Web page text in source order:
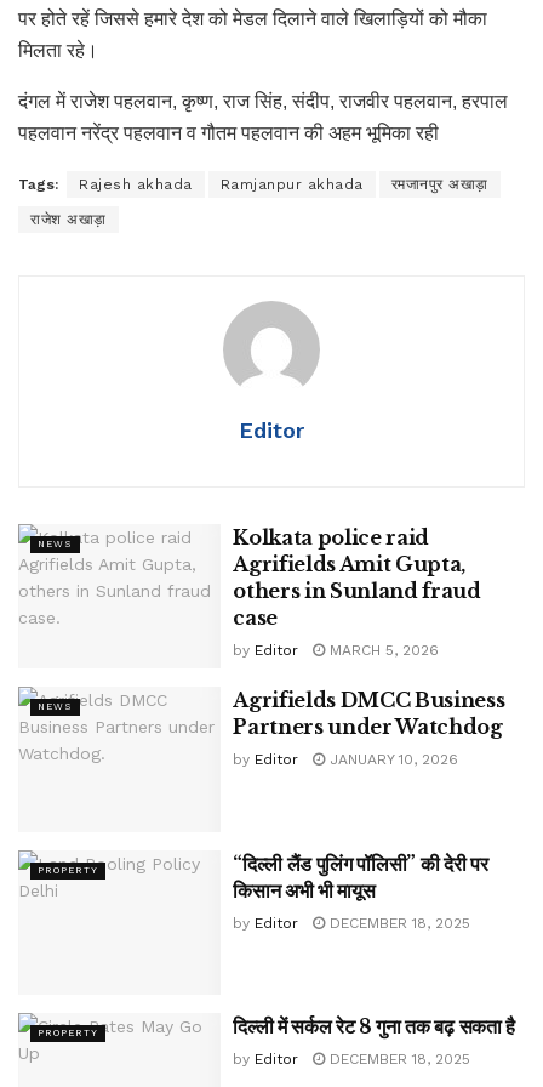
पर होते रहें जिससे हमारे देश को मेडल दिलाने वाले खिलाड़ियों को मौका
मिलता रहे।
दंगल में राजेश पहलवान, कृष्ण, राज सिंह, संदीप, राजवीर पहलवान, हरपाल
पहलवान नरेंद्र पहलवान व गौतम पहलवान की अहम भूमिका रही
Tags: Rajesh akhada Ramjanpur akhada रमजानपुर अखाड़ा
राजेश अखाड़ा
Editor
NEWS
Kolkata police raid
Agrifields Amit Gupta,
others in Sunland fraud
case
by Editor MARCH 5, 2026
NEWS
Agrifields DMCC Business
Partners under Watchdog
by Editor JANUARY 10, 2026
PROPERTY
“दिल्ली लैंड पुलिंग पॉलिसी” की देरी पर
किसान अभी भी मायूस
by Editor DECEMBER 18, 2025
PROPERTY दिल्ली में सर्कल रेट 8 गुना तक बढ़ सकता है
by Editor DECEMBER 18, 2025